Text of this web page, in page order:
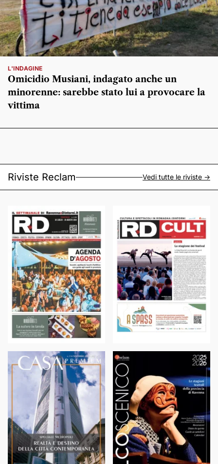
L'INDAGINE
Omicidio Musiani, indagato anche un
minorenne: sarebbe stato lui a provocare la
vittima
Riviste Reclam Vedi tutte le riviste ->